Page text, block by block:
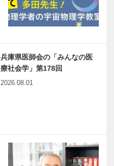
兵庫県医師会の「みんなの医
療社会学」第178回
2026.08.01